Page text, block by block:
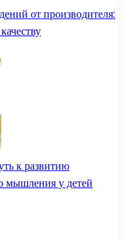
от производителя:
к развитию
мышления у детей